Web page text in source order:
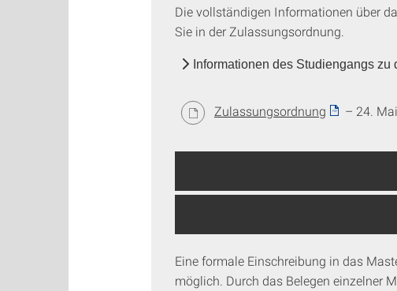
Die vollständigen Informationen über
Sie in der Zulassungsordnung.
Informationen des Studiengangs
Zulassungsordnung – 24.
Eine formale Einschreibung in das
möglich. Durch das Belegen einzelner